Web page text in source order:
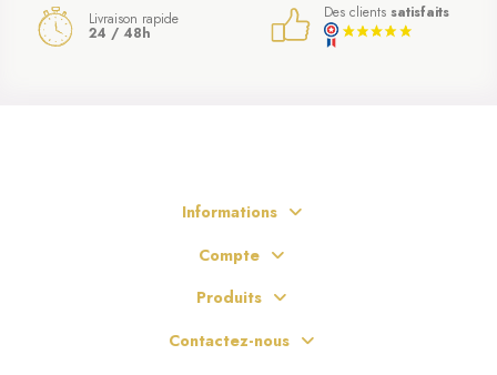
Livraison rapide
24 / 48h
Des clients satisfaits
Informations
Compte
Produits
Contactez-nous